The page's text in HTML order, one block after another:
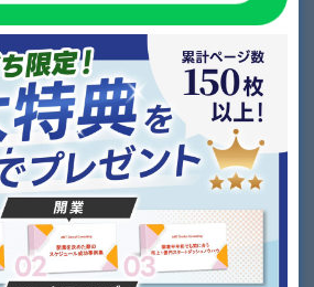
配信キーワードが煩雑な状態とな
リックや広告費が発生していまし
データをもとに配信地域を再定義
ワードに絞った運用を実施しまし